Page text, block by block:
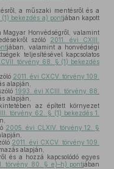
a műszaki mentésről és a
bekezdés a) pontjában kapott
Honvédségről, valamint
szóló 2011. évi CXIII.
jában, valamint a honvédségi
teljesítésével kapcsolatos
törvény 68. § (1) bekezdés
2011. évi CXCV. törvény 109.
alapján,
1993. évi XCIII. törvény 88.
alapján,
az épített környezet
törvény 62. § (1) bekezdés 1.
2005. évi CLXIV. törvény 12. §
2011. évi CXCV. törvény 109.
alapján,
és a hozzá kapcsolódó egyes
törvény 80. § e)–h) pontjában